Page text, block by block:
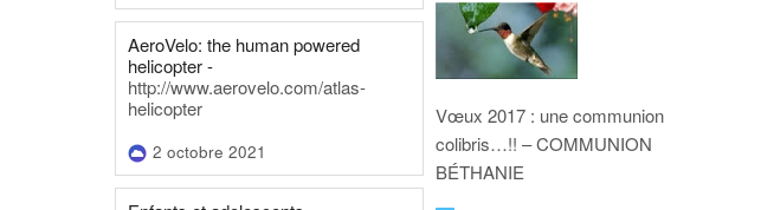
AeroVelo: the human powered
helicopter -
http://www.aerovelo.com/atlas-
helicopter
2 octobre 2021
Vœux 2017 : une communion
colibris…!! – COMMUNION
BÉTHANIE